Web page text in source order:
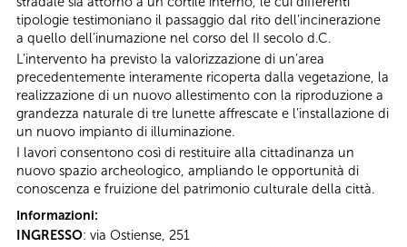
tipologie testimoniano il passaggio dal rito dell’incinerazione
a quello dell’inumazione nel corso del II secolo d.C.
L’intervento ha previsto la valorizzazione di un’area
precedentemente interamente ricoperta dalla vegetazione, la
realizzazione di un nuovo allestimento con la riproduzione a
grandezza naturale di tre lunette affrescate e l’installazione di
un nuovo impianto di illuminazione.
I lavori consentono così di restituire alla cittadinanza un
nuovo spazio archeologico, ampliando le opportunità di
conoscenza e fruizione del patrimonio culturale della città.
Informazioni:
INGRESSO: via Ostiense, 251